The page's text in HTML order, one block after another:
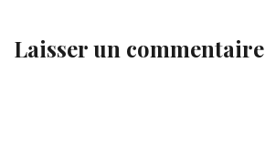
Laisser un commentaire